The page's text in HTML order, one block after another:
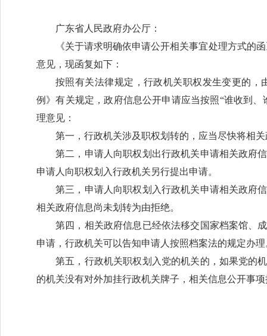
广东省人民政府办公厅：
《关于请求明确依申请公开相关事宜处理方式的
意见，现函复如下：
按照有关法律规定，行政机关职权发生变更的
例》有关规定，政府信息公开申请应当按照“谁收到
理意见：
第一，行政机关涉及职权划转的，应当尽快将相
第二，申请人向职权划出行政机关申请相关政府
申请人向职权划入行政机关另行提出申请。
第三，申请人向职权划入行政机关申请相关政府
相关政府信息尚未划转为由拒绝。
第四，相关政府信息已经依法移交国家档案馆、
申请，行政机关可以告知申请人按照档案法的规定办理
第五，行政机关职权划入党的机关的，如果党的
的机关没有对外加挂行政机关牌子，相关信息公开事